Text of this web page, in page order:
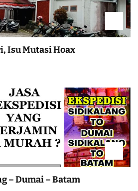
Isu Mutasi Hoax
– Dumai – Batam